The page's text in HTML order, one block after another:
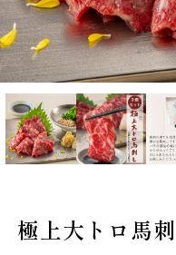
極上大トロ馬